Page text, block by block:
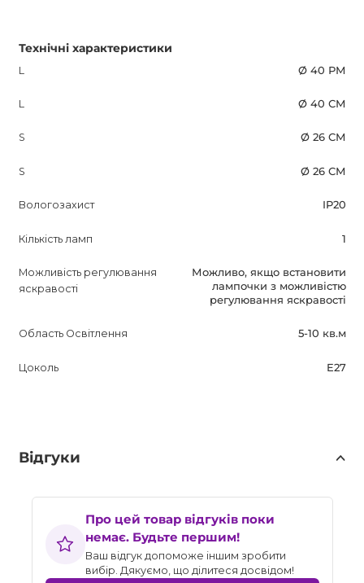
Технічні характеристики
L Ø 40 РМ
L Ø 40 СМ
S Ø 26 СМ
S Ø 26 СМ
Вологозахист IP20
Кількість ламп 1
Можливість регулювання
яскравості
Можливо, якщо встановити
лампочки з можливістю
регулювання яскравості
Область Освітлення 5-10 кв.м
Цоколь E27
Відгуки
Про цей товар відгуків поки
немає. Будьте першим!
Ваш відгук допоможе іншим зробити
вибір. Дякуємо, що ділитеся досвідом!